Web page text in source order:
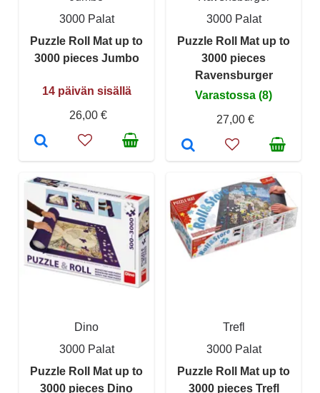
3000 Palat
Puzzle Roll Mat up to
3000 pieces Jumbo
14 päivän sisällä
26,00 €
3000 Palat
Puzzle Roll Mat up to
3000 pieces
Ravensburger
Varastossa (8)
27,00 €
Dino
3000 Palat
Puzzle Roll Mat up to
3000 pieces Dino
Trefl
3000 Palat
Puzzle Roll Mat up to
3000 pieces Trefl